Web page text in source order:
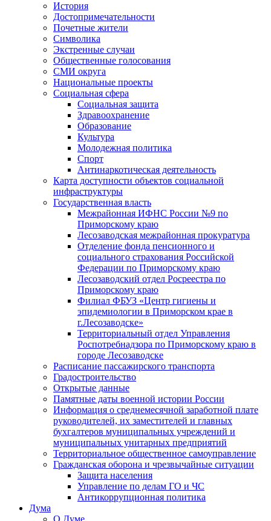
История
Достопримечательности
Почетные жители
Символика
Экстренные случаи
Общественные голосования
СМИ округа
Национальные проекты
Социальная сфера
Социальная защита
Здравоохранение
Образование
Культура
Молодежная политика
Спорт
Антинаркотическая деятельность
Карта доступности объектов социальной
инфраструктуры
Государственная власть
Межрайонная ИФНС России №9 по
Приморскому краю
Лесозаводская межрайонная прокуратура
Отделение фонда пенсионного и
социального страхования Российской
Федерации по Приморскому краю
Лесозаводский отдел Росреестра по
Приморскому краю
Филиал ФБУЗ «Центр гигиены и
эпидемиологии в Приморском крае в
г.Лесозаводске»
Территориальный отдел Управления
Роспотребнадзора по Приморскому краю в
городе Лесозаводске
Расписание пассажирского транспорта
Градостроительство
Открытые данные
Памятные даты военной истории России
Информация о среднемесячной заработной плате
руководителей, их заместителей и главных
бухгалтеров муниципальных учреждений и
муниципальных унитарных предприятий
Территориальное общественное самоуправление
Гражданская оборона и чрезвычайные ситуации
Защита населения
Управление по делам ГО и ЧС
Антикоррупционная политика
Дума